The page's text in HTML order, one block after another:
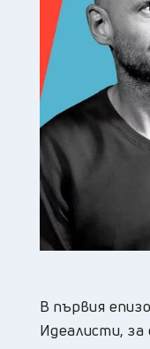
В първия
Идеалисти,